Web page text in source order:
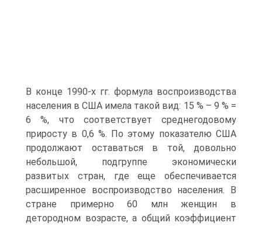
В конце 1990-х гг. формула воспроизводства
населения в США имела такой вид: 15 % – 9 % =
6 %, что соответствует среднегодовому
приросту в 0,6 %. По этому показателю США
продолжают оставаться в той, довольно
небольшой, подгруппе экономически
развитых стран, где еще обеспечивается
расширенное воспроизводство населения. В
стране примерно 60 млн женщин в
детородном возрасте, а общий коэффициент